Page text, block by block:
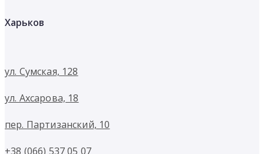
Харьков
ул. Сумская, 128
ул. Ахсарова, 18
пер. Партизанский, 10
+38 (066) 537 05 07